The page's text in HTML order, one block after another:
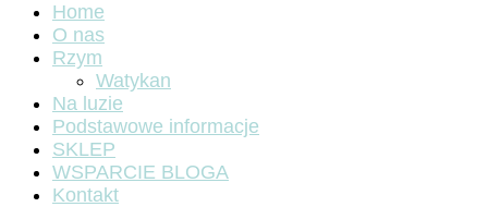
Home
O nas
Rzym
Watykan
Na luzie
Podstawowe informacje
SKLEP
WSPARCIE BLOGA
Kontakt